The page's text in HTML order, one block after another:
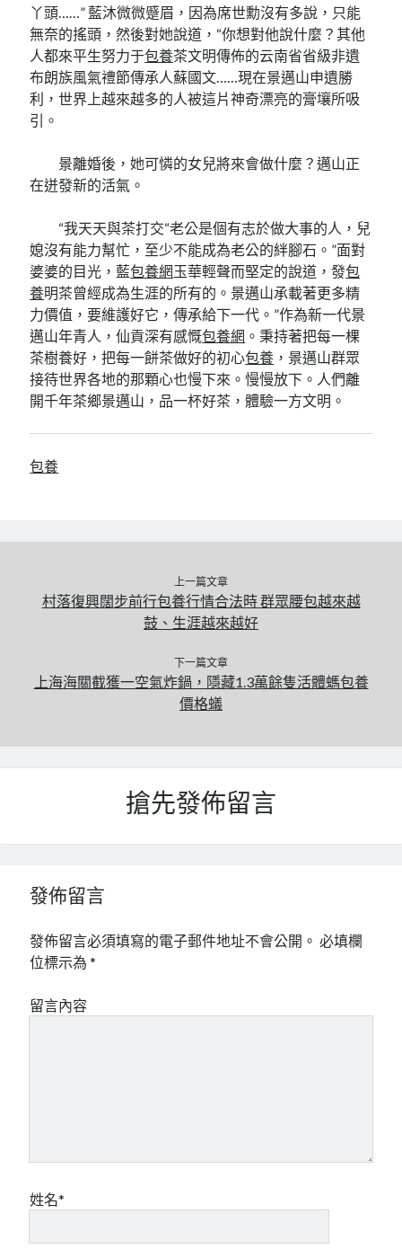
丫頭……” 藍沐微微蹙眉，因為席世勳沒有多說，只能
無奈的搖頭，然後對她說道，“你想對他說什麼？其他
人都來平生努力于包養茶文明傳佈的云南省省級非遺
布朗族風氣禮節傳承人蘇國文……現在景邁山申遺勝
利，世界上越來越多的人被這片神奇漂亮的膏壤所吸
引。
景離婚後，她可憐的女兒將來會做什麼？邁山正
在迸發新的活氣。
“我天天與茶打交“老公是個有志於做大事的人，兒
媳沒有能力幫忙，至少不能成為老公的絆腳石。”面對
婆婆的目光，藍包養網玉華輕聲而堅定的說道，發包
養明茶曾經成為生涯的所有的。景邁山承載著更多精
力價值，要維護好它，傳承給下一代。”作為新一代景
邁山年青人，仙貢深有感慨包養網 。秉持著把每一棵
茶樹養好，把每一餅茶做好的初心包養 ，景邁山群眾
接待世界各地的那顆心也慢下來。慢慢放下。人們離
開千年茶鄉景邁山，品一杯好茶，體驗一方文明。
包養
上一篇文章
村落復興闊步前行包養行情合法時 群眾腰包越來越
鼓、生涯越來越好
下一篇文章
上海海關截獲一空氣炸鍋，隱藏1.3萬餘隻活體螞包養
價格蟻
搶先發佈留言
發佈留言
發佈留言必須填寫的電子郵件地址不會公開。 必填欄
位標示為*
留言內容
姓名*